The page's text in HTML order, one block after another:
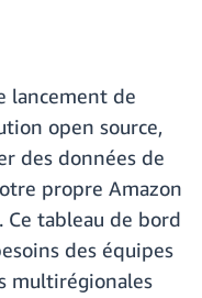
lancement de
open source,
des données de
propre Amazon
Ce tableau de bord
des équipes
multirégionales